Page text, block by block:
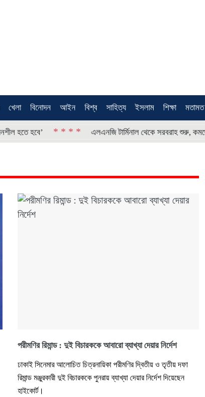
খেলা বিনোদন আইন বিশ্ব সাহিত্য ইসলাম শিক্ষা মতামত
* * * * এলএনজি টার্মিনাল থেকে সরবরাহ শুরু, কমছে গ্যাস সংকট
পরীমণির রিমান্ড : দুই বিচারককে আবারো ব্যাখ্যা দেয়ার নির্দেশ
ঢাকাই সিনেমার আলোচিত চিত্রনায়িকা পরীমণির দ্বিতীয় ও তৃতীয় দফা
রিমান্ড মঞ্জুরকারী দুই বিচারককে পুনরায় ব্যাখ্যা দেয়ার নির্দেশ দিয়েছেন
হাইকোর্ট।